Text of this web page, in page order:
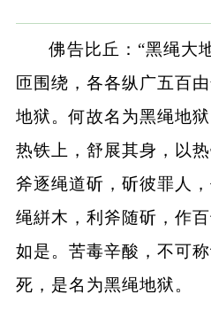
佛告比丘：“黑绳大
匝围绕，各各纵广五百
地狱。何故名为黑绳地
热铁上，舒展其身，以
斧逐绳道斫，斫彼罪人
绳絣木，利斧随斫，作
如是。苦毒辛酸，不可
死，是名为黑绳地狱。